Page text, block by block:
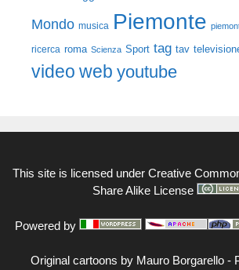
Mondo musica Piemonte
ricerca roma Scienza Sport tag tav
video web youtube
This site is licensed under Creative
Share Alike License
Powered by
Original cartoons by Mauro Borgarello -